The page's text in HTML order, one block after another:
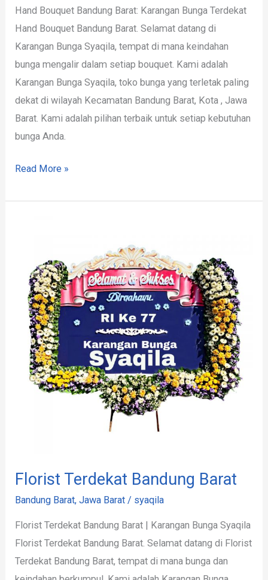
Hand Bouquet Bandung Barat: Karangan Bunga Terdekat
Hand Bouquet Bandung Barat. Selamat datang di
Karangan Bunga Syaqila, tempat di mana keindahan
bunga mengalir dalam setiap bouquet. Kami adalah
Karangan Bunga Syaqila, toko bunga yang terletak paling
dekat di wilayah Kecamatan Bandung Barat, Kota , Jawa
Barat. Kami adalah pilihan terbaik untuk setiap kebutuhan
bunga Anda.
Read More »
Florist Terdekat Bandung Barat
Bandung Barat,Jawa Barat / syaqila
Florist Terdekat Bandung Barat | Karangan Bunga Syaqila
Florist Terdekat Bandung Barat. Selamat datang di Florist
Terdekat Bandung Barat, tempat di mana bunga dan
Bandung
Barat